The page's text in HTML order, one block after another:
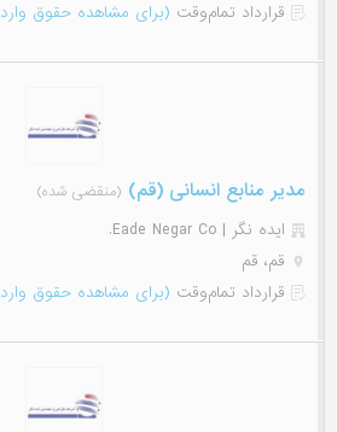
قرارداد تمام‌وقت (برای مشاهده حقوق
مدیر منابع انسانی (قم) (منقضی شده)
ایده نگر | Eade Negar Co.
قم، قم
قرارداد تمام‌وقت (برای مشاهده حقوق